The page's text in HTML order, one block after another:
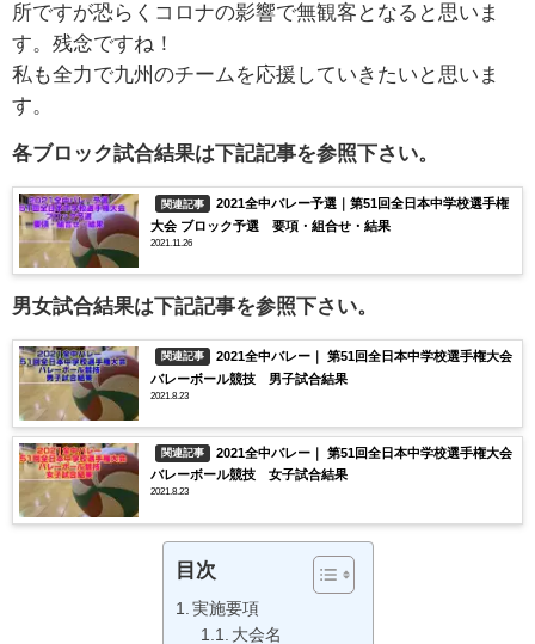
所ですが恐らくコロナの影響で無観客となると思いま
す。残念ですね！
私も全力で九州のチームを応援していきたいと思いま
す。
各ブロック試合結果は下記記事を参照下さい。
関連記事
2021全中バレー予選｜第51回全日本中学校選手権
大会 ブロック予選 要項・組合せ・結果
2021.11.26
男女試合結果は下記記事を参照下さい。
関連記事
2021全中バレー｜ 第51回全日本中学校選手権大会
バレーボール競技 男子試合結果
2021.8.23
関連記事
2021全中バレー｜ 第51回全日本中学校選手権大会
バレーボール競技 女子試合結果
2021.8.23
目次
実施要項
大会名